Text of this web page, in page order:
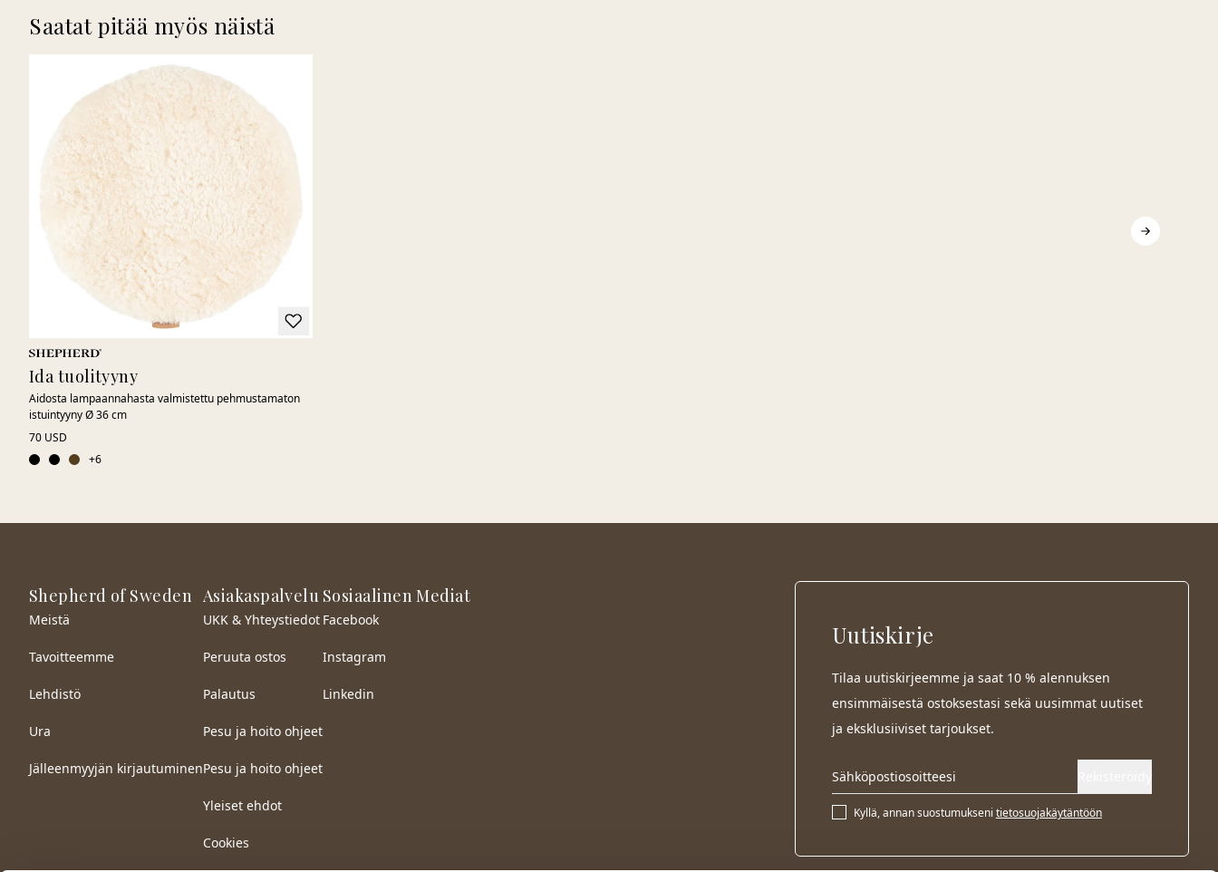
Saatat pitää myös näistä
Ida tuolityyny
Aidosta lampaannahasta valmistettu pehmustamaton
istuintyyny Ø 36 cm
70 USD
+6
Shepherd of Sweden
Meistä
Tavoitteemme
Lehdistö
Ura
Jälleenmyyjän kirjautuminen
Asiakaspalvelu
UKK & Yhteystiedot
Peruuta ostos
Palautus
Pesu ja hoito ohjeet
Pesu ja hoito ohjeet
Yleiset ehdot
Cookies
Sosiaalinen Mediat
Facebook
Instagram
Linkedin
Uutiskirje
Tilaa uutiskirjeemme ja saat 10 % alennuksen
ensimmäisestä ostoksestasi sekä uusimmat uutiset
ja eksklusiiviset tarjoukset.
Kyllä, annan suostumukseni tietosuojakäytäntöön